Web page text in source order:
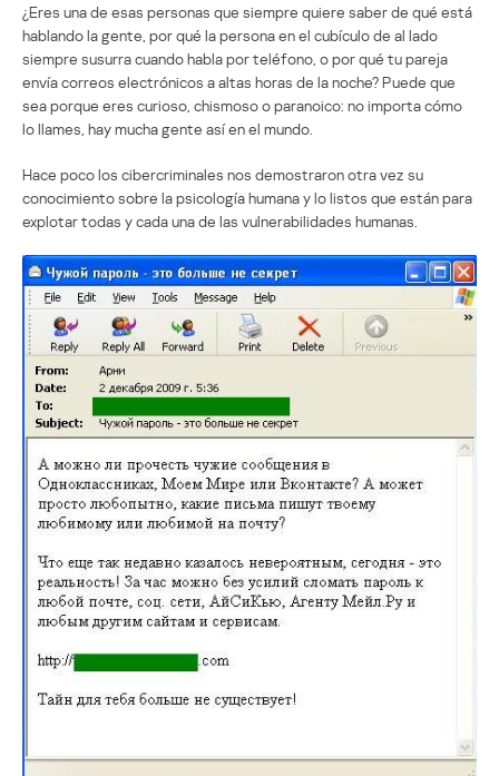
¿Eres una de esas personas que siempre quiere saber de qué está
hablando la gente, por qué la persona en el cubículo de al lado
siempre susurra cuando habla por teléfono, o por qué tu pareja
envía correos electrónicos a altas horas de la noche? Puede que
sea porque eres curioso, chismoso o paranoico: no importa cómo
lo llames, hay mucha gente así en el mundo.
Hace poco los cibercriminales nos demostraron otra vez su
conocimiento sobre la psicología humana y lo listos que están para
explotar todas y cada una de las vulnerabilidades humanas.